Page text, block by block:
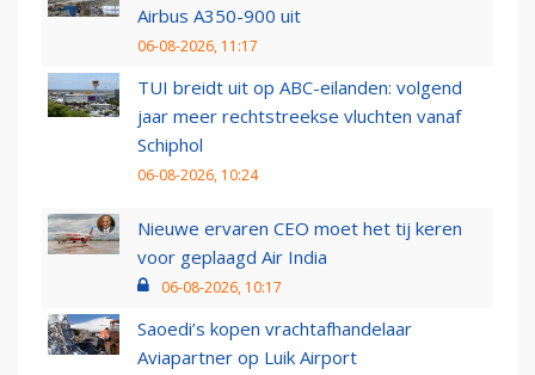
Airbus A350-900 uit
06-08-2026, 11:17
TUI breidt uit op ABC-eilanden: volgend
jaar meer rechtstreekse vluchten vanaf
Schiphol
06-08-2026, 10:24
Nieuwe ervaren CEO moet het tij keren
voor geplaagd Air India
06-08-2026, 10:17
Saoedi’s kopen vrachtafhandelaar
Aviapartner op Luik Airport